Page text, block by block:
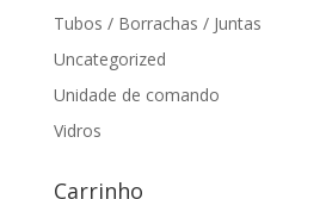
Tubos / Borrachas / Juntas
Uncategorized
Unidade de comando
Vidros
Carrinho